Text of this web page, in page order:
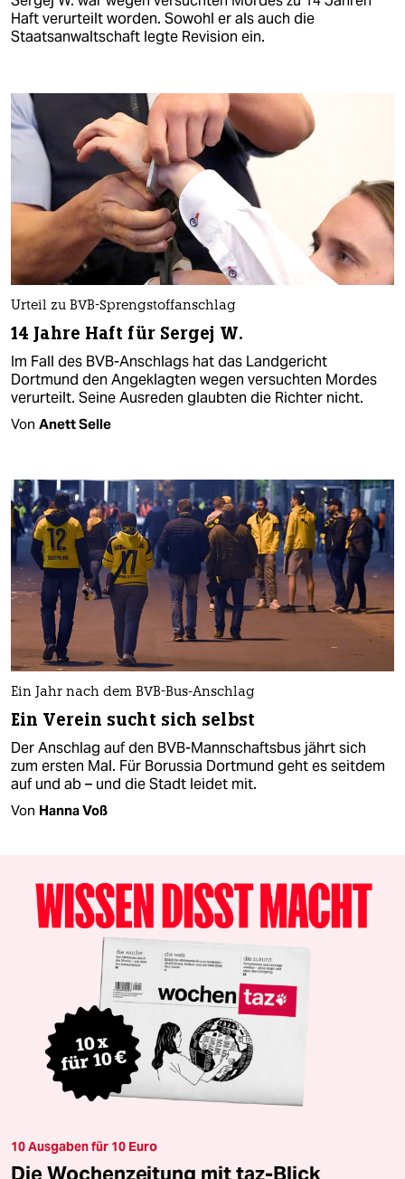
Haft verurteilt worden. Sowohl er als auch die
Staatsanwaltschaft legte Revision ein.
Urteil zu BVB-Sprengstoffanschlag
14 Jahre Haft für Sergej W.
Im Fall des BVB-Anschlags hat das Landgericht
Dortmund den Angeklagten wegen versuchten Mordes
verurteilt. Seine Ausreden glaubten die Richter nicht.
Von Anett Selle
Ein Jahr nach dem BVB-Bus-Anschlag
Ein Verein sucht sich selbst
Der Anschlag auf den BVB-Mannschaftsbus jährt sich
zum ersten Mal. Für Borussia Dortmund geht es seitdem
auf und ab – und die Stadt leidet mit.
Von Hanna Voß
10 Ausgaben für 10 Euro
Die Wochenzeitung mit taz-Blick